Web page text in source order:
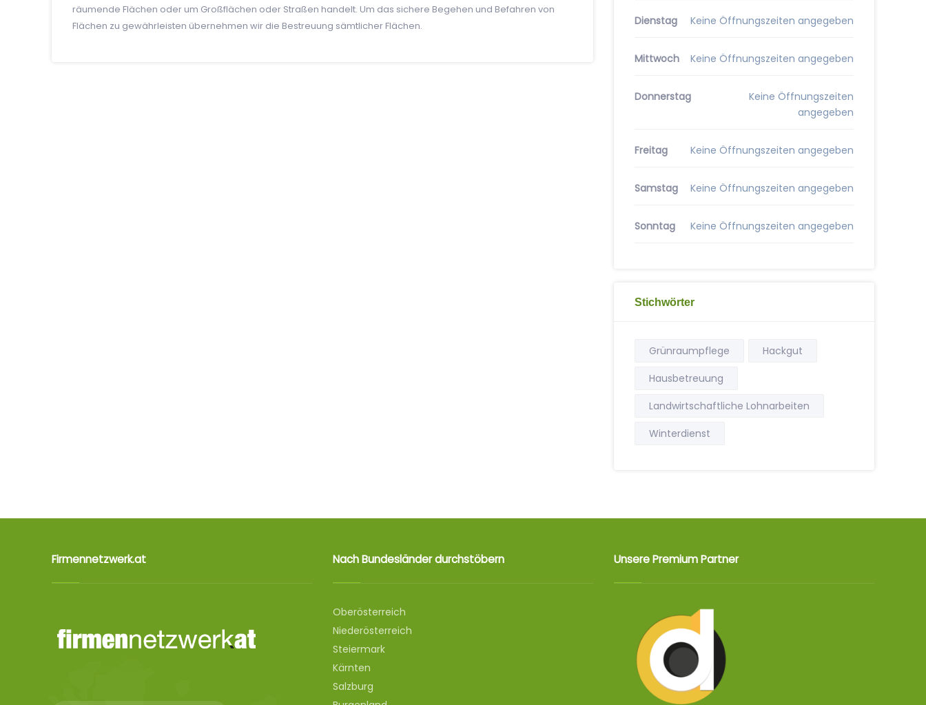
räumende Flächen oder um Großflächen oder Straßen handelt. Um das sichere Begehen und Befahren von
Flächen zu gewährleisten übernehmen wir die Bestreuung sämtlicher Flächen.
Dienstag Keine Öffnungszeiten angegeben
Mittwoch Keine Öffnungszeiten angegeben
Donnerstag
Keine Öffnungszeiten
angegeben
Freitag Keine Öffnungszeiten angegeben
Samstag Keine Öffnungszeiten angegeben
Sonntag Keine Öffnungszeiten angegeben
Stichwörter
Grünraumpflege
Hackgut
Hausbetreuung
Landwirtschaftliche Lohnarbeiten
Winterdienst
Firmennetzwerk.at Nach Bundesländer durchstöbern
Oberösterreich
Niederösterreich
Steiermark
Kärnten
Salzburg
Unsere Premium Partner